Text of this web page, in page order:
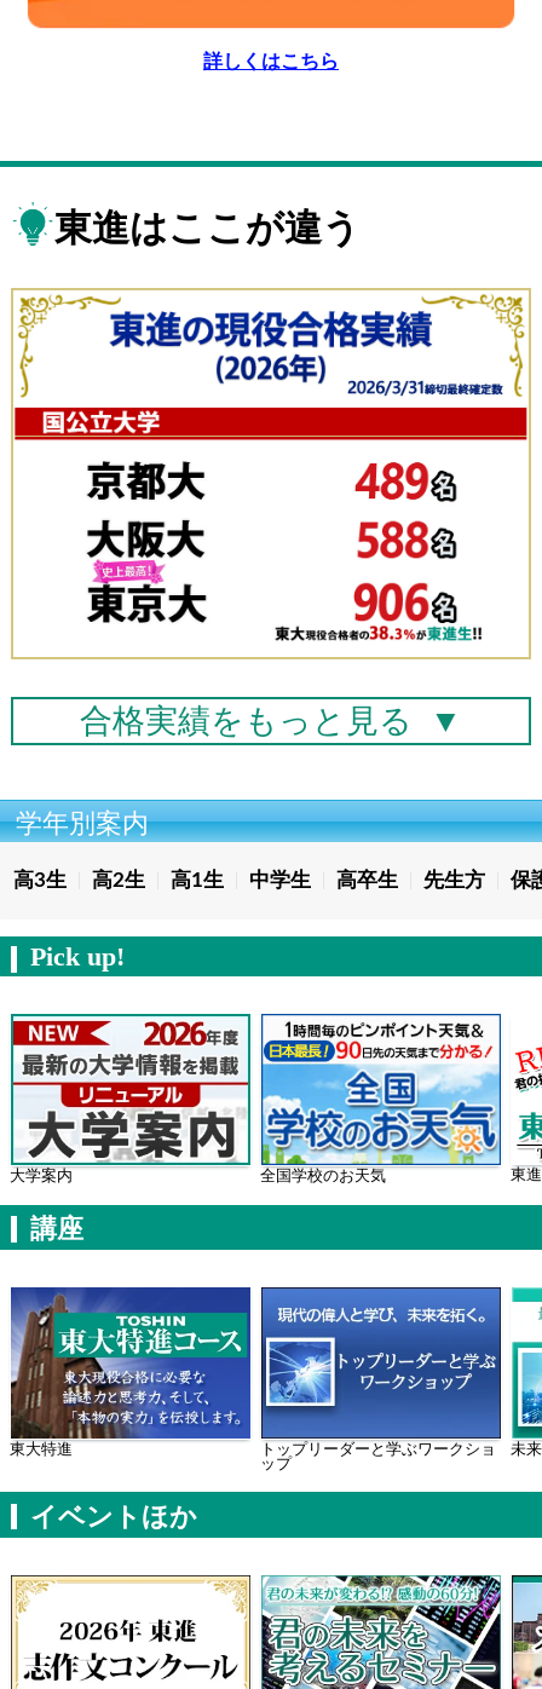
詳しくはこちら
東進はここが違う
合格実績を もっと見る ▼